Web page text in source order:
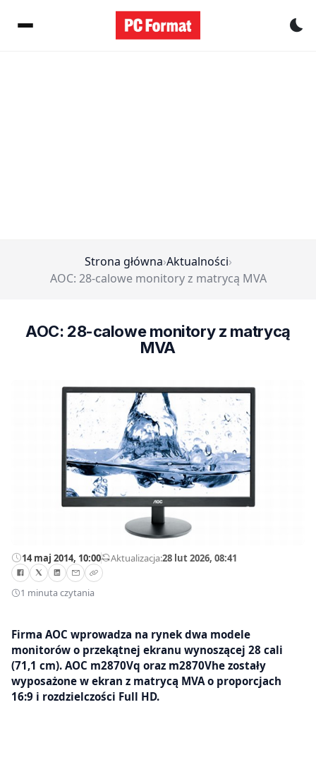
Strona główna›Aktualności›
AOC: 28-calowe monitory z matrycą MVA
AOC: 28-calowe monitory z matrycą
MVA
14 maj 2014, 10:00—Aktualizacja:28 lut 2026, 08:41
1 minuta czytania
Firma AOC wprowadza na rynek dwa modele
monitorów o przekątnej ekranu wynoszącej 28 cali
(71,1 cm). AOC m2870Vq oraz m2870Vhe zostały
wyposażone w ekran z matrycą MVA o proporcjach
16:9 i rozdzielczości Full HD.